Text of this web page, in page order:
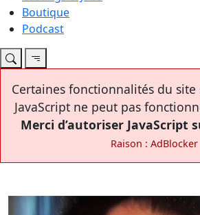
Boutique
Podcast
Certaines fonctionnalités du site
JavaScript ne peut pas
Merci d’autoriser JavaScript
Raison : AdBlocker